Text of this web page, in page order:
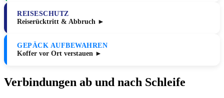
REISESCHUTZ
Reiserücktritt & Abbruch ►
GEPÄCK AUFBEWAHREN
Koffer vor Ort verstauen ►
Verbindungen ab und nach Schleife